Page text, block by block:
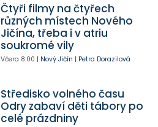
Čtyři filmy na čtyřech
různých místech Nového
Jičína, třeba i v atriu
soukromé vily
Včera 8:00 | Nový Jičín | Petra Dorazilová
Středisko volného času
Odry zabaví děti tábory po
celé prázdniny